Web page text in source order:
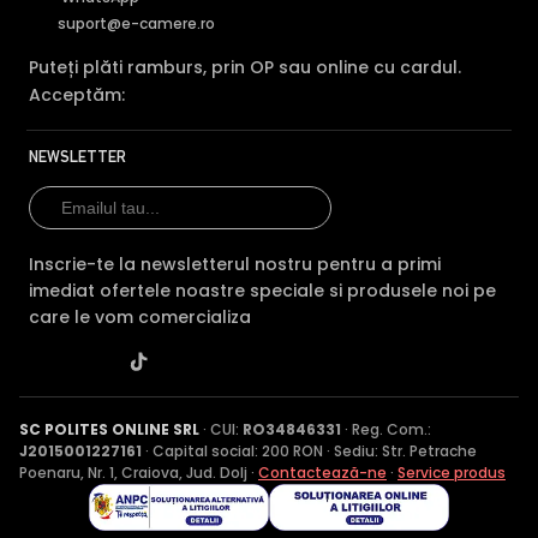
Panou solar optional
instalare fara cabluri
Compatibilitate ecosystem
Camerele TAPO sunt compatibile cu Google Home,
Amazon Alexa si Apple HomeKit (modele selectate).
Linia VIGI suporta ONVIF Profile S — se integreaza in
NVR-uri de la alti producatori (Dahua, Hikvision)
controlul becurilor, prizelor smart, robotilor de
aspirat si termostatelor din ecosistemul TP-Link,
pentru o singura interfata.
Cum alegi camera potrivita?
Pentru interior locuinta:TAPO C200 / C210 /
Pentru exterior locuinta:TAPO C310, C320WS,
C500, C510W (rezistente IP65/IP66)
Pentru exterior fara cablu electric:TAPO C400,
C410 KIT (cu panou solar si baterie)
suport@e-camere.ro
Puteți plăti ramburs, prin OP sau online cu cardul.
Acceptăm:
NEWSLETTER
Inscrie-te la newsletterul nostru pentru a primi
imediat ofertele noastre speciale si produsele noi pe
care le vom comercializa
SC POLITES ONLINE SRL· CUI: RO34846331 · Reg. Com.:
J2015001227161 · Capital social: 200 RON · Sediu: Str. Petrache
Poenaru, Nr. 1, Craiova, Jud. Dolj · Contactează-ne · Service produs